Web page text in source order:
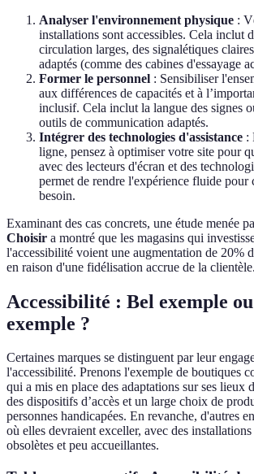
Analyser l'environnement physique :
installations sont accessibles. Cela inclut
circulation larges, des signalétiques
adaptés (comme des cabines d'essayage
Former le personnel : Sensibiliser
aux différences de capacités et à
inclusif. Cela inclut la langue des signes
outils de communication adaptés.
Intégrer des technologies d'assistance :
ligne, pensez à optimiser votre site pour
avec des lecteurs d'écran et des
permet de rendre l'expérience fluide pour
besoin.
Examinant des cas concrets, une étude menée
Choisir a montré que les magasins qui
l'accessibilité voient une augmentation de 20%
en raison d'une fidélisation accrue de la clientèle.
Accessibilité : Bel exemple
exemple ?
Certaines marques se distinguent par leur
l'accessibilité. Prenons l'exemple de boutiques
qui a mis en place des adaptations sur ses lieux
des dispositifs d’accès et un large choix de
personnes handicapées. En revanche, d'autres
où elles devraient exceller, avec des
obsolètes et peu accueillantes.